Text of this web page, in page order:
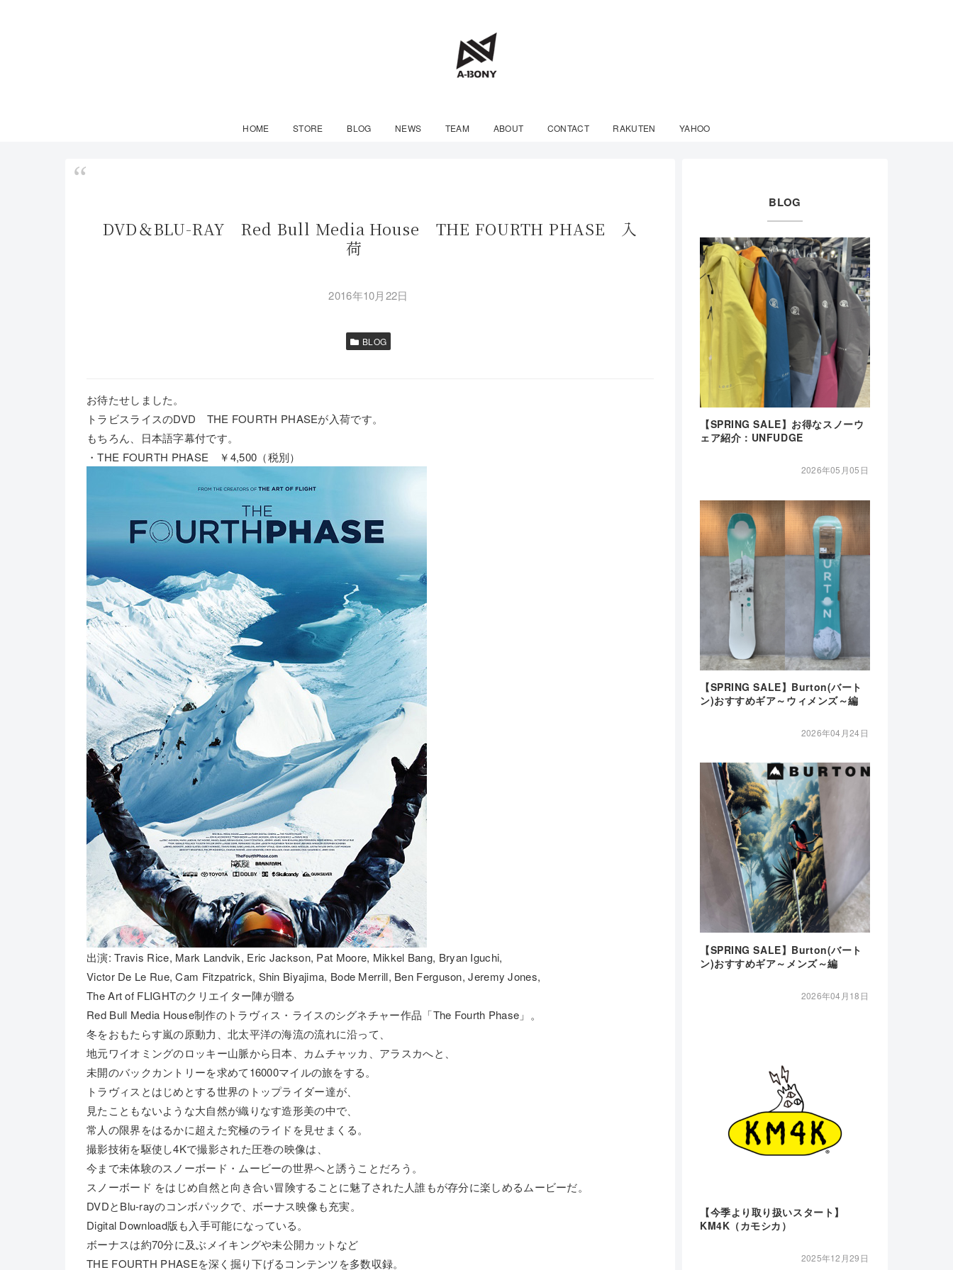
HOME STORE BLOG NEWS TEAM ABOUT CONTACT RAKUTEN YAHOO
DVD＆BLU-RAY Red Bull Media House THE FOURTH PHASE 入
荷
2016年10月22日
BLOG
お待たせしました。
トラビスライスのDVD THE FOURTH PHASEが入荷です。
もちろん、日本語字幕付です。
・THE FOURTH PHASE ￥4,500（税別）
出演: Travis Rice, Mark Landvik, Eric Jackson, Pat Moore, Mikkel Bang, Bryan Iguchi,
Victor De Le Rue, Cam Fitzpatrick, Shin Biyajima, Bode Merrill, Ben Ferguson, Jeremy Jones,
The Art of FLIGHTのクリエイター陣が贈る
Red Bull Media House制作のトラヴィス・ライスのシグネチャー作品「The Fourth Phase」。
冬をおもたらす嵐の原動力、北太平洋の海流の流れに沿って、
地元ワイオミングのロッキー山脈から日本、カムチャッカ、アラスカへと、
未開のバックカントリーを求めて16000マイルの旅をする。
トラヴィスとはじめとする世界のトップライダー達が、
見たこともないような大自然が織りなす造形美の中で、
常人の限界をはるかに超えた究極のライドを見せまくる。
撮影技術を駆使し4Kで撮影された圧巻の映像は、
今まで未体験のスノーボード・ムービーの世界へと誘うことだろう。
スノーボード をはじめ自然と向き合い冒険することに魅了された人誰もが存分に楽しめるムービーだ。
DVDとBlu-rayのコンボパックで、ボーナス映像も充実。
Digital Download版も入手可能になっている。
ボーナスは約70分に及ぶメイキングや未公開カットなど
THE FOURTH PHASEを深く掘り下げるコンテンツを多数収録。
BLOG
【SPRING SALE】お得なスノーウ
ェア紹介：UNFUDGE
2026年05月05日
【SPRING SALE】Burton(バート
ン)おすすめギア～ウィメンズ～編
2026年04月24日
【SPRING SALE】Burton(バート
ン)おすすめギア～メンズ～編
2026年04月18日
【今季より取り扱いスタート】
KM4K（カモシカ）
2025年12月29日